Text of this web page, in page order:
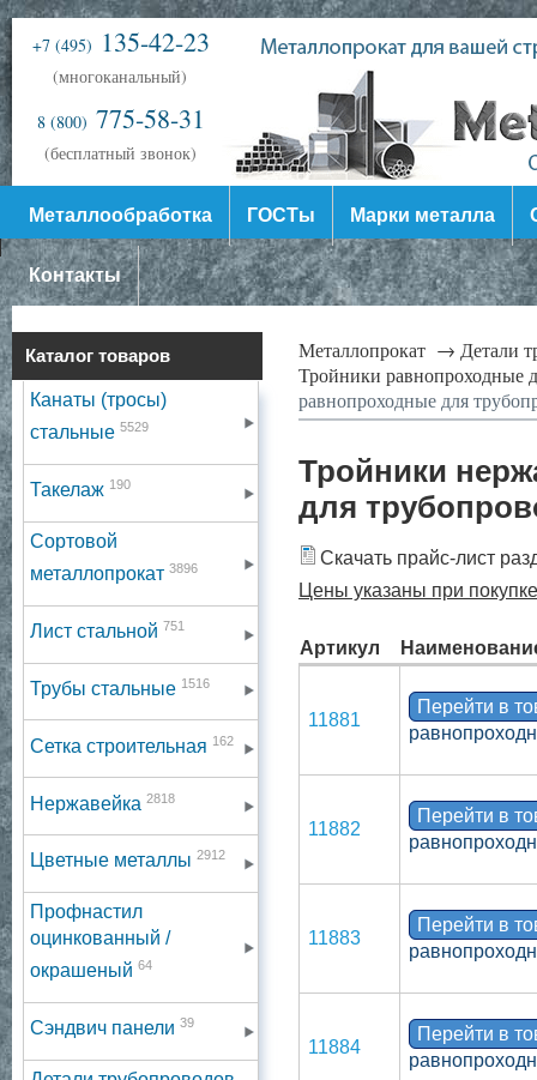
+7 (495) 135-42-23
(многоканальный)
8 (800) 775-58-31
(бесплатный звонок)
Металлообработка ГОСТы Марки металла
Контакты
Каталог товаров
Канаты (тросы)
стальные 5529
Такелаж 190
Сортовой
металлопрокат 3896
Лист стальной 751
Трубы стальные 1516
Сетка строительная 162
Нержавейка 2818
Цветные металлы 2912
Профнастил
оцинкованный /
окрашеный 64
Сэндвич панели 39
Металлопрокат → Детали
Тройники равнопроходные
равнопроходные для
Тройники
для
Скачать прайс-лист
Цены указаны при
Артикул
11881
Перейти в
11882
Перейти в
11883
Перейти в
11884
Перейти в